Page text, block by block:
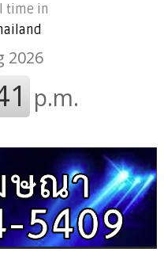
time in